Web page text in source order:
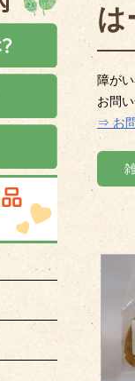
は
障が
お問
⇒ お